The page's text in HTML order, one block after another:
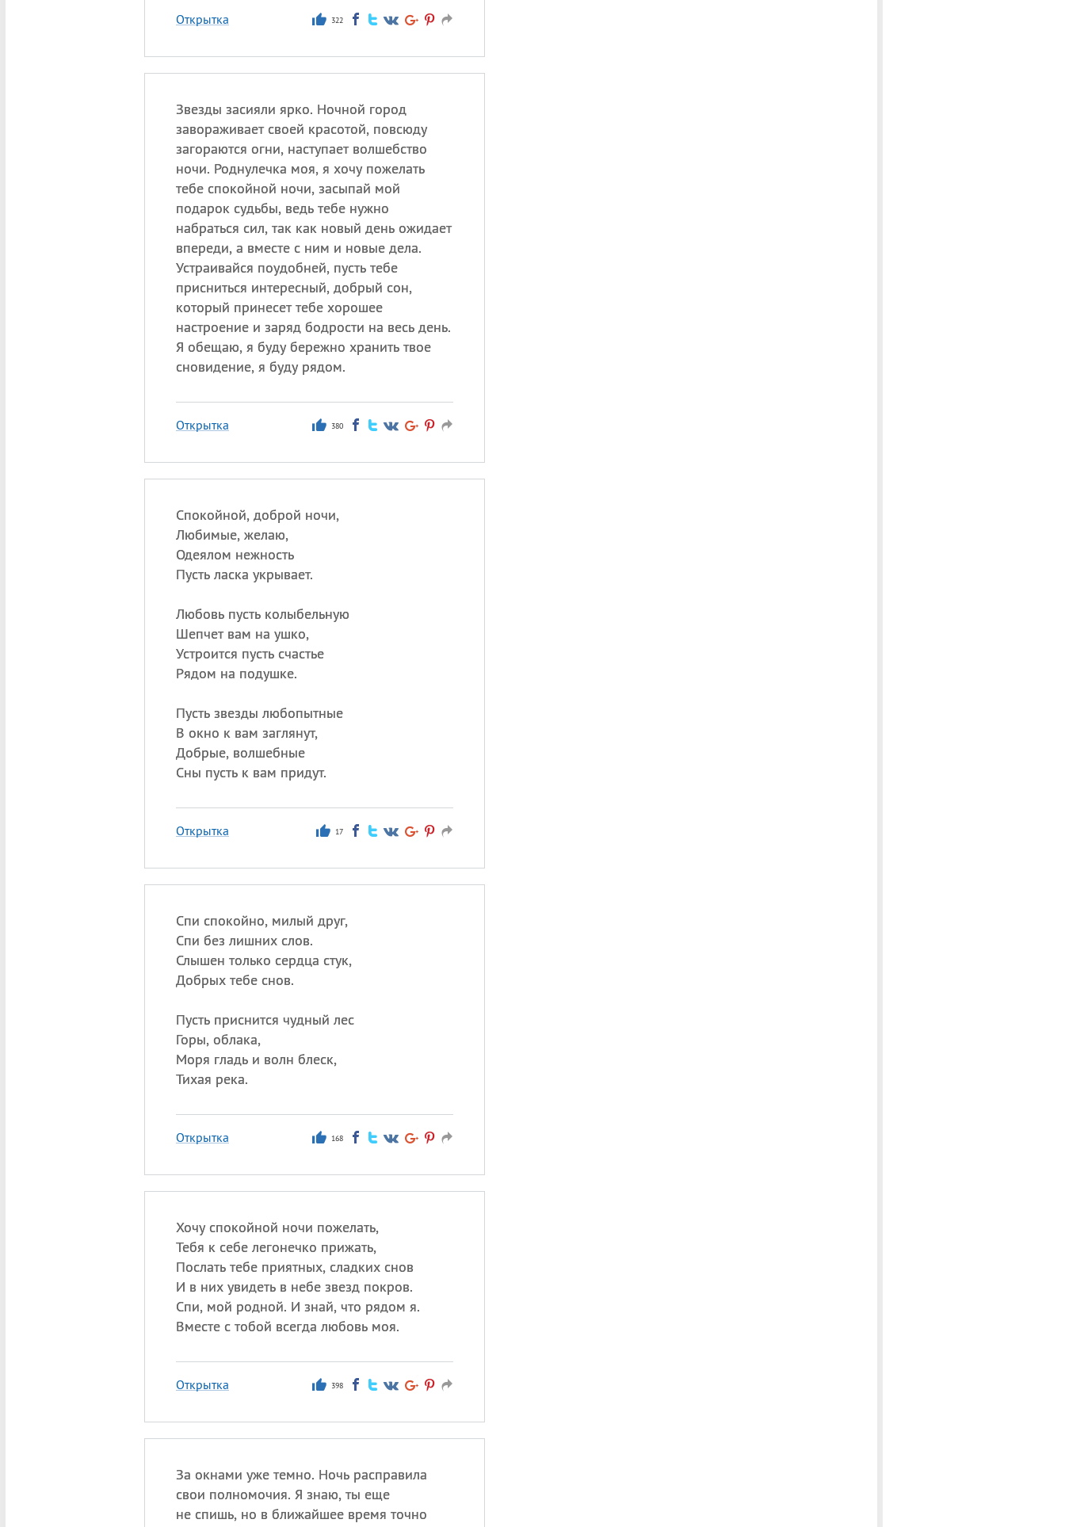
Открытка 322
Звезды засияли ярко. Ночной город
завораживает своей красотой, повсюду
загораются огни, наступает волшебство
ночи. Роднулечка моя, я хочу пожелать
тебе спокойной ночи, засыпай мой
подарок судьбы, ведь тебе нужно
набраться сил, так как новый день ожидает
впереди, а вместе с ним и новые дела.
Устраивайся поудобней, пусть тебе
присниться интересный, добрый сон,
который принесет тебе хорошее
настроение и заряд бодрости на весь день.
Я обещаю, я буду бережно хранить твое
сновидение, я буду рядом.
Открытка 380
Спокойной, доброй ночи,
Любимые, желаю,
Одеялом нежность
Пусть ласка укрывает.
Любовь пусть колыбельную
Шепчет вам на ушко,
Устроится пусть счастье
Рядом на подушке.
Пусть звезды любопытные
В окно к вам заглянут,
Добрые, волшебные
Сны пусть к вам придут.
Открытка 17
Спи спокойно, милый друг,
Спи без лишних слов.
Слышен только сердца стук,
Добрых тебе снов.
Пусть приснится чудный лес
Горы, облака,
Моря гладь и волн блеск,
Тихая река.
Открытка 168
Хочу спокойной ночи пожелать,
Тебя к себе легонечко прижать,
Послать тебе приятных, сладких снов
И в них увидеть в небе звезд покров.
Спи, мой родной. И знай, что рядом я.
Вместе с тобой всегда любовь моя.
Открытка 398
За окнами уже темно. Ночь расправила
свои полномочия. Я знаю, ты еще
не спишь, но в ближайшее время точно